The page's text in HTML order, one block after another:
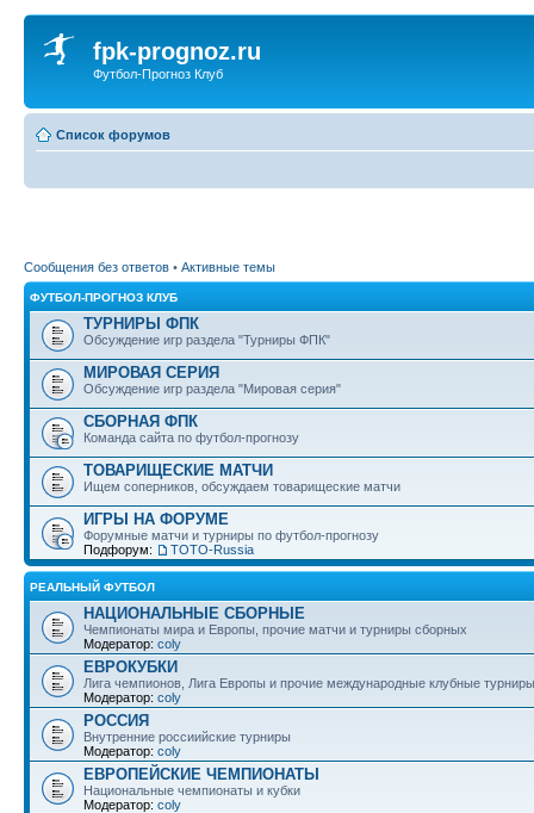
fpk-prognoz.ru
Футбол-Прогноз Клуб
Список форумов
Сообщения без ответов • Активные темы
ФУТБОЛ-ПРОГНОЗ КЛУБ
ТУРНИРЫ ФПК
Обсуждение игр раздела "Турниры ФПК"
МИРОВАЯ СЕРИЯ
Обсуждение игр раздела "Мировая серия"
СБОРНАЯ ФПК
Команда сайта по футбол-прогнозу
ТОВАРИЩЕСКИЕ МАТЧИ
Ищем соперников, обсуждаем товарищеские матчи
ИГРЫ НА ФОРУМЕ
Форумные матчи и турниры по футбол-прогнозу
Подфорум:
ТОТО-Russia
РЕАЛЬНЫЙ ФУТБОЛ
НАЦИОНАЛЬНЫЕ СБОРНЫЕ
Чемпионаты мира и Европы, прочие матчи и турниры сборных
Модератор: coly
ЕВРОКУБКИ
Лига чемпионов, Лига Европы и прочие международные клубные турниры
Модератор: coly
РОССИЯ
Внутренние россиийские турниры
Модератор: coly
ЕВРОПЕЙСКИЕ ЧЕМПИОНАТЫ
Национальные чемпионаты и кубки
Модератор: coly